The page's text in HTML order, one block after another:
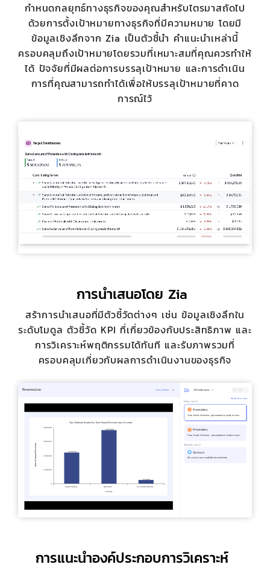
กำหนดกลยุทธ์ทางธุรกิจของคุณสำหรับไตรมาสถัดไป
ด้วยการตั้งเป้าหมายทางธุรกิจที่มีความหมาย โดยมี
ข้อมูลเชิงลึกจาก Zia เป็นตัวชี้นำ คำแนะนำเหล่านี้
ครอบคลุมถึงเป้าหมายโดยรวมที่เหมาะสมที่คุณควรทำให้
ได้ ปัจจัยที่มีผลต่อการบรรลุเป้าหมาย และการดำเนิน
การที่คุณสามารถทำได้เพื่อให้บรรลุเป้าหมายที่คาด
การณ์ไว้
การนำเสนอโดย Zia
สร้าการนำเสนอที่มีตัวชี้วัดต่างๆ เช่น ข้อมูลเชิงลึกใน
ระดับโมดูล ตัวชี้วัด KPI ที่เกี่ยวข้องกับประสิทธิภาพ และ
การวิเคราะห์พฤติกรรมได้ทันที และรับภาพรวมที่
ครอบคลุมเกี่ยวกับผลการดำเนินงานของธุรกิจ
การแนะนำองค์ประกอบการวิเคราะห์